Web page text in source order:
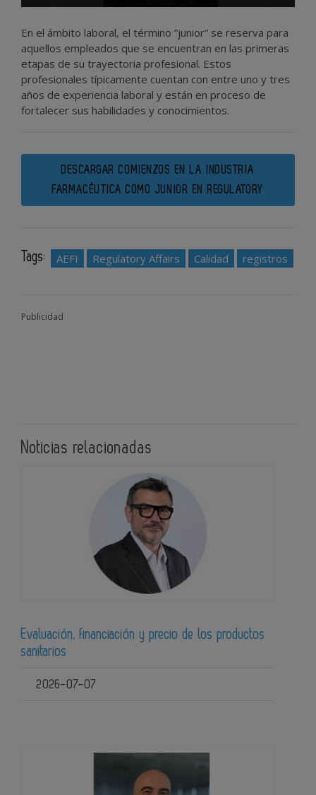
En el ámbito laboral, el término ”junior” se reserva para
aquellos empleados que se encuentran en las primeras
etapas de su trayectoria profesional. Estos
profesionales típicamente cuentan con entre uno y tres
años de experiencia laboral y están en proceso de
fortalecer sus habilidades y conocimientos.
DESCARGAR COMIENZOS EN LA INDUSTRIA
FARMACÉUTICA COMO JUNIOR EN REGULATORY
Tags: AEFI Regulatory Affairs Calidad registros
Publicidad
Noticias relacionadas
Evaluación, financiación y precio de los productos
sanitarios
2026-07-07